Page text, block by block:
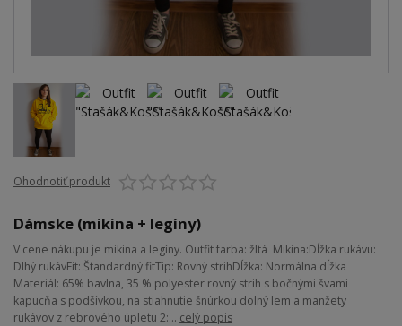
Ohodnotiť produkt
Dámske (mikina + legíny)
V cene nákupu je mikina a legíny. Outfit farba: žltá Mikina:Dĺžka rukávu:
Dlhý rukávFit: Štandardný fitTip: Rovný strihDĺžka: Normálna dĺžka
Materiál: 65% bavlna, 35 % polyester rovný strih s bočnými švami
kapucňa s podšívkou, na stiahnutie šnúrkou dolný lem a manžety
rukávov z rebrového úpletu 2:... celý popis